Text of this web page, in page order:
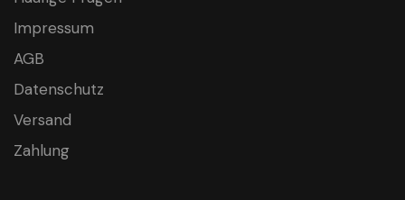
Impressum
AGB
Datenschutz
Versand
Zahlung